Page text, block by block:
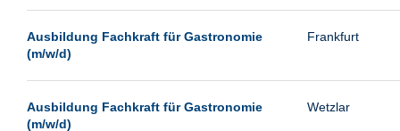
Kassel
Laatzen
Ausbildung Fachkraft für Gastronomie
(m/w/d)
Frankfurt
Ausbildung Fachkraft für Gastronomie
(m/w/d)
Wetzlar